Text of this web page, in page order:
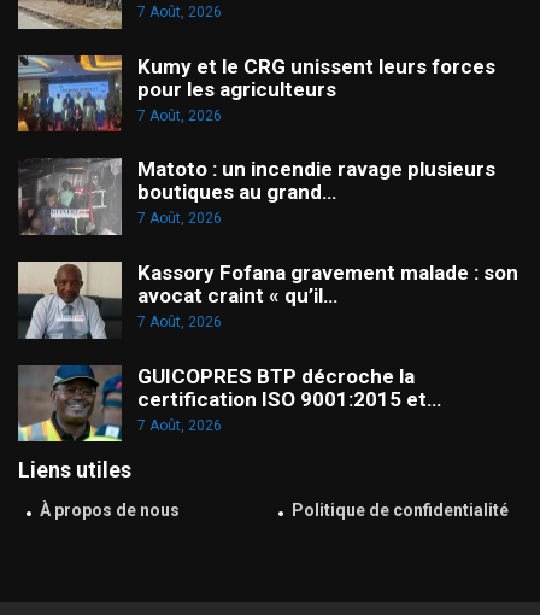
7 Août, 2026
Kumy et le CRG unissent leurs forces
pour les agriculteurs
7 Août, 2026
Matoto : un incendie ravage plusieurs
boutiques au grand…
7 Août, 2026
Kassory Fofana gravement malade : son
avocat craint « qu’il…
7 Août, 2026
GUICOPRES BTP décroche la
certification ISO 9001:2015 et…
7 Août, 2026
Liens utiles
À propos de nous Politique de confidentialité